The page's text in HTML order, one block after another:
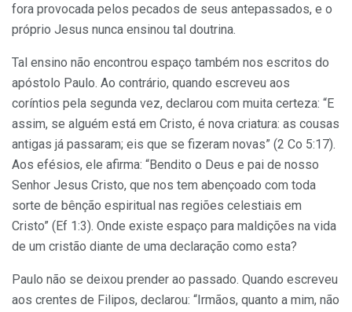
fora provocada pelos pecados de seus antepassados, e o
próprio Jesus nunca ensinou tal doutrina.
Tal ensino não encontrou espaço também nos escritos do
apóstolo Paulo. Ao contrário, quando escreveu aos
coríntios pela segunda vez, declarou com muita certeza: “E
assim, se alguém está em Cristo, é nova criatura: as cousas
antigas já passaram; eis que se fizeram novas” (2 Co 5:17).
Aos efésios, ele afirma: “Bendito o Deus e pai de nosso
Senhor Jesus Cristo, que nos tem abençoado com toda
sorte de bênção espiritual nas regiões celestiais em
Cristo” (Ef 1:3). Onde existe espaço para maldições na vida
de um cristão diante de uma declaração como esta?
Paulo não se deixou prender ao passado. Quando escreveu
aos crentes de Filipos, declarou: “Irmãos, quanto a mim, não